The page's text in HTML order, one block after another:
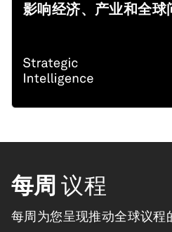
影响经济、产业和全球
每周 议程
每周为您呈现推动全球议程